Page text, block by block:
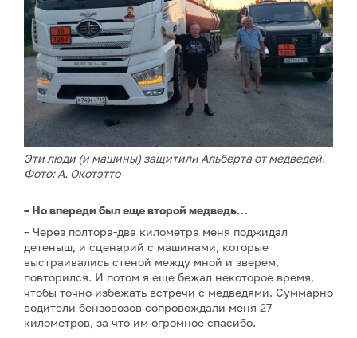
Эти люди (и машины) защитили Альберта от медведей.
Фото: А. Окотэтто
– Но впереди был еще второй медведь…
– Через полтора-два километра меня поджидал
детеныш, и сценарий с машинами, которые
выстраивались стеной между мной и зверем,
повторился. И потом я еще бежал некоторое время,
чтобы точно избежать встречи с медведями. Суммарно
водители бензовозов сопровождали меня 27
километров, за что им огромное спасибо.